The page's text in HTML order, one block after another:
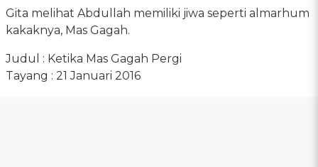
Gita melihat Abdullah memiliki jiwa seperti almarhum
kakaknya, Mas Gagah.
Judul : Ketika Mas Gagah Pergi
Tayang : 21 Januari 2016